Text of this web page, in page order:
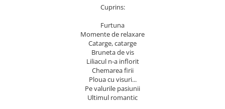
Cuprins:
Furtuna
Momente de relaxare
Catarge, catarge
Bruneta de vis
Liliacul n-a inflorit
Chemarea firii
Ploua cu visuri...
Pe valurile pasiunii
Ultimul romantic